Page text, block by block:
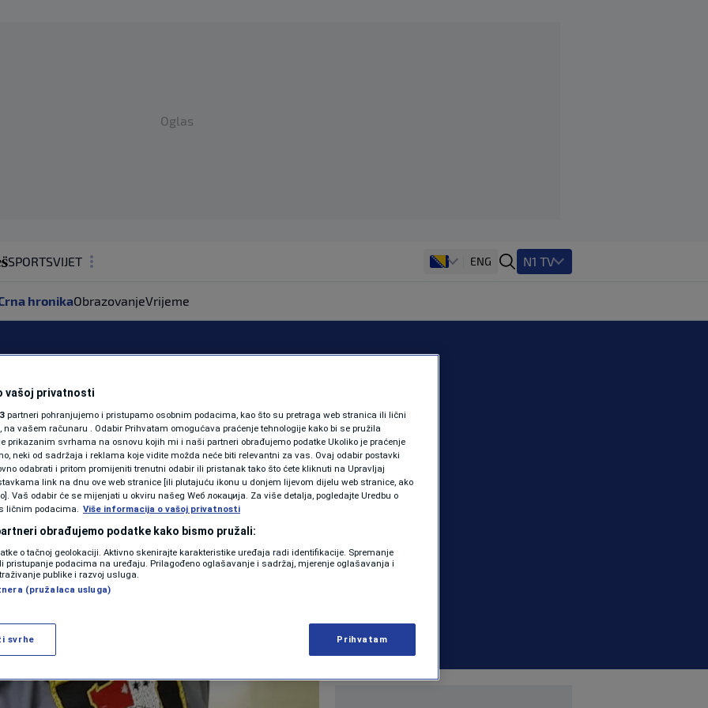
Oglas
SPORTSVIJET
ZDRAVLJE
SHOWBIZ
PODCAST
N1 SPECIJAL
FENOMENI
NEISTRAŽENO
VIRALNO
VIDEO
ENG N1 TV
hronikaObrazovanjeVrijeme
dva člana uže
Počinitelj u
| CRNA HRONIKA | 0 komentara
Više
vašoj privatnosti
partneri pohranjujemo i pristupamo osobnim podacima, kao što su pretraga web stranica ili lični
na vašem računaru . Odabir Prihvatam omogućava praćenje tehnologije kako bi se pružila
prikazanim svrhama na osnovu kojih mi i naši partneri obrađujemo podatke Ukoliko je praćenje
neki od sadržaja i reklama koje vidite možda neće biti relevantni za vas. Ovaj odabir postavki
odabrati i pritom promijeniti trenutni odabir ili pristanak tako što ćete kliknuti na Upravljaj
link na dnu ove web stranice [ili plutajuću ikonu u donjem lijevom dijelu web stranice, ako
Vaš odabir će se mijenjati u okviru našeg Wеб локација. Za više detalja, pogledajte Uredbu o
ličnim podacima. Više informacija o vašoj privatnosti
obrađujemo podatke kako bismo pružali:
o tačnoj geolokaciji. Aktivno skenirajte karakteristike uređaja radi identifikacije. Spremanje
pristupanje podacima na uređaju. Prilagođeno oglašavanje i sadržaj, mjerenje oglašavanja i
publike i razvoj usluga.
(pružalaca usluga)
svrhe Prihvatam